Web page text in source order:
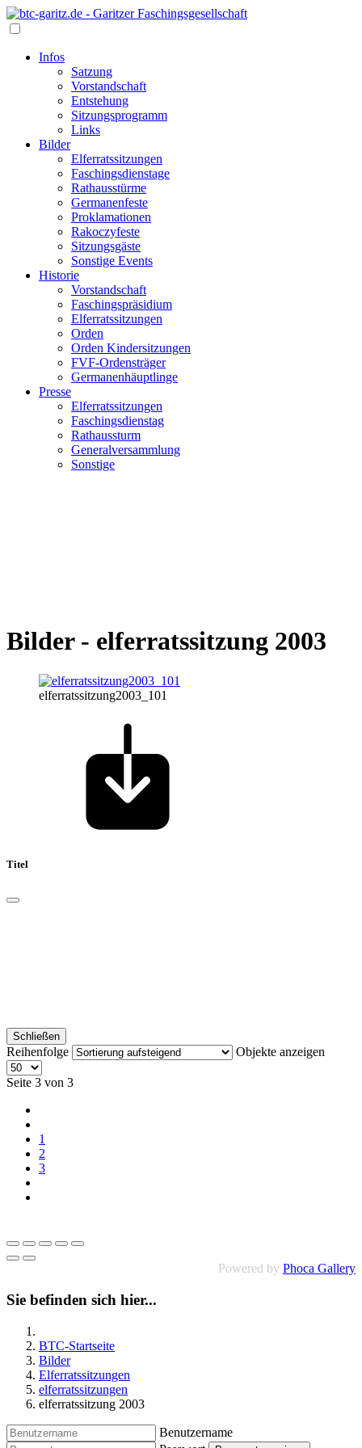
Infos
Satzung
Vorstandschaft
Entstehung
Sitzungsprogramm
Links
Bilder
Elferratssitzungen
Faschingsdienstage
Rathausstürme
Germanenfeste
Proklamationen
Rakoczyfeste
Sitzungsgäste
Sonstige Events
Historie
Vorstandschaft
Faschingspräsidium
Elferratssitzungen
Orden
Orden Kindersitzungen
FVF-Ordensträger
Germanenhäuptlinge
Presse
Elferratssitzungen
Faschingsdienstag
Rathaussturm
Generalversammlung
Sonstige
Bilder - elferratssitzung 2003
elferratssitzung2003_101
Titel
Schließen
Reihenfolge Objekte anzeigen
Seite 3 von 3
1
2
3
Powered by Phoca Gallery
Sie befinden sich hier...
BTC-Startseite
Bilder
Elferratssitzungen
elferratssitzungen
elferratssitzung 2003
Benutzername